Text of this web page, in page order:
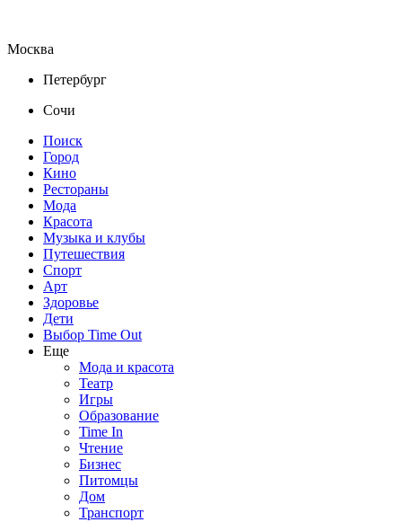
Москва
Петербург
Сочи
Поиск
Город
Кино
Рестораны
Мода
Красота
Музыка и клубы
Путешествия
Спорт
Арт
Здоровье
Дети
Выбор Time Out
Еще
Мода и красота
Театр
Игры
Образование
Time In
Чтение
Бизнес
Питомцы
Дом
Транспорт